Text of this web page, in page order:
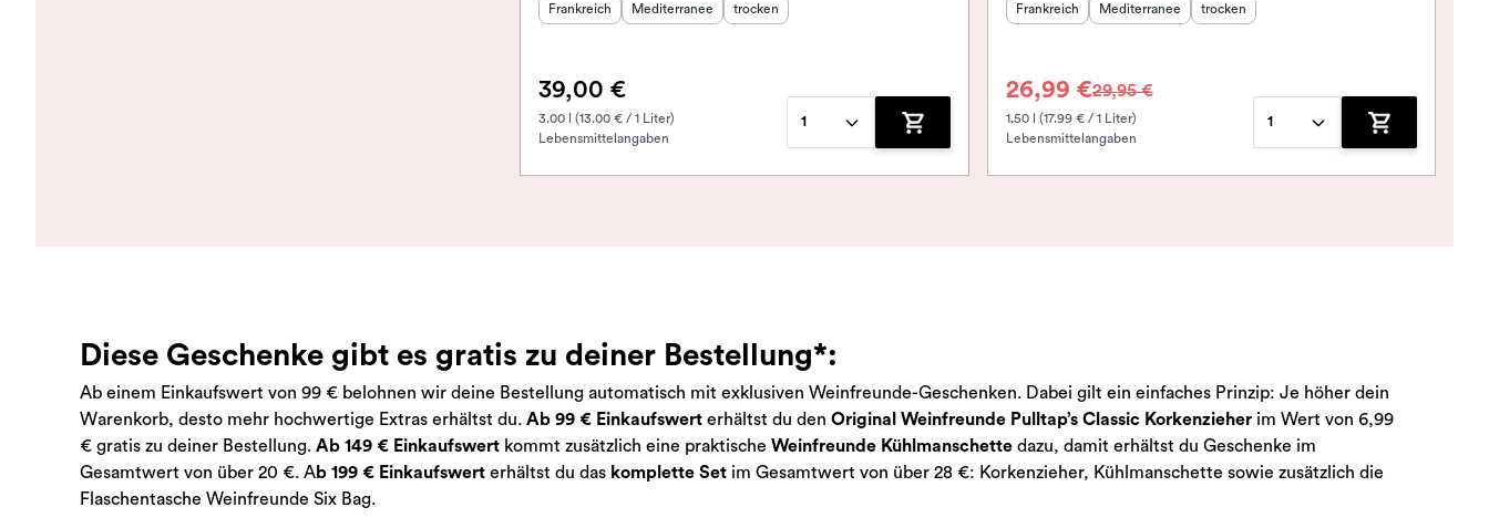
Herkunftsland :
Frankreich Herkunftsregion
Mediterranee Geschmack
trocken
39,00 €
3.00 l (13.00 € / 1 Liter)
Lebensmittelangaben
1
Zum Warenkorb hinzufügen
Herkunftsland :
Frankreich Herkunftsregion
Mediterranee Geschmack
trocken
26,99 €29,95 €
1.50 l (17.99 € / 1 Liter)
Lebensmittelangaben
1
Zum
Diese Geschenke gibt es gratis zu deiner Bestellung*:
Ab einem Einkaufswert von 99 € belohnen wir deine Bestellung automatisch mit exklusiven Weinfreunde-Geschenken. Dabei gilt ein einfaches Prinzip: Je höher dein
Warenkorb, desto mehr hochwertige Extras erhältst du. Ab 99 € Einkaufswert erhältst du den Original Weinfreunde Pulltap’s Classic Korkenzieher im Wert von 6,99
€ gratis zu deiner Bestellung. Ab 149 € Einkaufswert kommt zusätzlich eine praktische Weinfreunde Kühlmanschette dazu, damit erhältst du Geschenke im
Gesamtwert von über 20 €. Ab 199 € Einkaufswert erhältst du das komplette Set im Gesamtwert von über 28 €: Korkenzieher, Kühlmanschette sowie zusätzlich die
Flaschentasche Weinfreunde Six Bag.